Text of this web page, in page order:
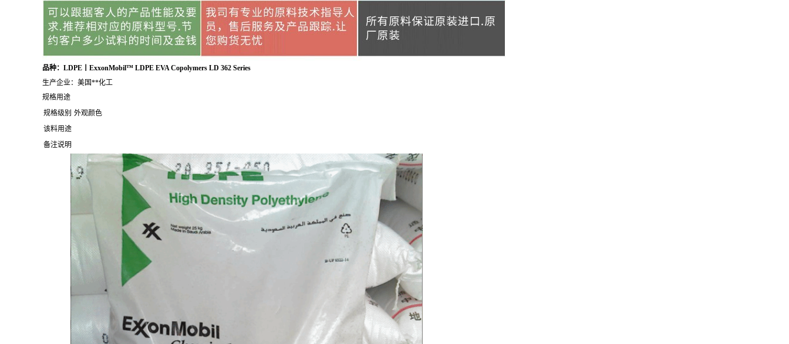
品种：LDPE丨ExxonMobil™ LDPE EVA Copolymers LD 362 Series
生产企业：美国**化工
规格用途
外观颜色
该料用途
备注说明